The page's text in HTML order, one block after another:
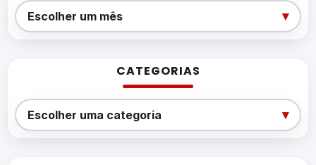
Arquivos
Escolher um mês ▾
CATEGORIAS
Categorias
Escolher uma categoria ▾